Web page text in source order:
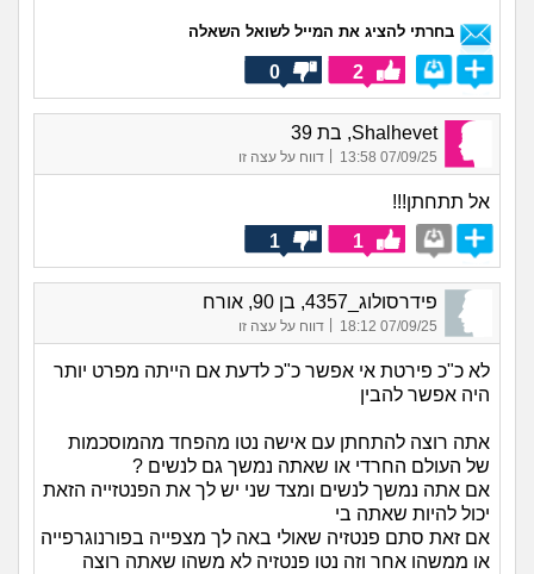
בחרתי להציג את המייל לשואל השאלה
2
0
Shalhevet, בת 39
07/09/25 13:58
| דווח על עצה זו
אל תתחתן!!!
1
1
פידרסולוג_4357, בן 90, אורח
07/09/25 18:12 דווח על עצה זו
לא כ"כ פירטת אי אפשר כ"כ לדעת אם הייתה מפרט יותר
היה אפשר להבין
אתה רוצה להתחתן עם אישה נטו מהפחד מהמוסכמות
של העולם החרדי או שאתה נמשך גם לנשים ?
אם אתה נמשך לנשים ומצד שני יש לך את הפנטזייה הזאת
יכול להיות שאתה בי
אם זאת סתם פנטזיה שאולי באה לך מצפייה בפורנוגרפייה
או ממשהו אחר וזה נטו פנטזיה לא משהו שאתה רוצה